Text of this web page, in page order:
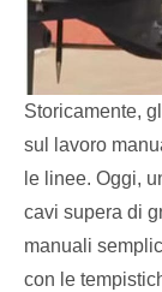
Storicamente,
sul lavoro
le linee. Oggi,
cavi supera di
manuali
con le